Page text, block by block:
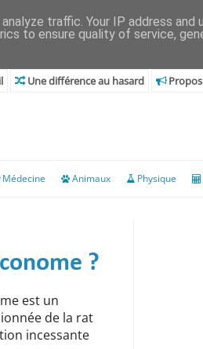
Une différence au hasard
Médecine Animaux Physique
?
est un
de la rat
incessante
traffic. Your IP address and
to ensure quality of service,